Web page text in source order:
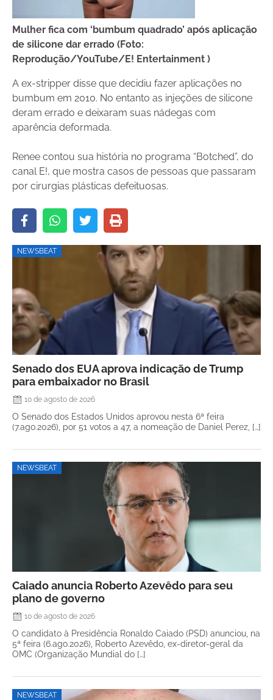
Mulher fica com ‘bumbum quadrado’ após aplicação
de silicone dar errado (Foto:
Reprodução/YouTube/E! Entertainment )
A ex-stripper disse que decidiu fazer aplicações no
bumbum em 2010. No entanto as injeções de silicone
deram errado e deixaram suas nádegas com
aparência deformada.
Renee contou sua história no programa “Botched”, do
canal E!, que mostra casos de pessoas que passaram
por cirurgias plásticas defeituosas.
NEWSBEAT
Senado dos EUA aprova indicação de Trump
para embaixador no Brasil
10 de agosto de 2026
O Senado dos Estados Unidos aprovou nesta 6ª feira
(7.ago.2026), por 51 votos a 47, a nomeação de Daniel Perez, […]
NEWSBEAT
Caiado anuncia Roberto Azevêdo para seu
plano de governo
10 de agosto de 2026
O candidato à Presidência Ronaldo Caiado (PSD) anunciou, na
5ª feira (6.ago.2026), Roberto Azevêdo, ex-diretor-geral da
OMC (Organização Mundial do […]
NEWSBEAT